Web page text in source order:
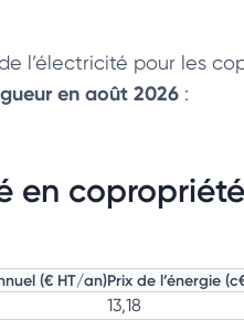
l’électricité pour les
en août 2026 :
en
(€ HT/an)Prix de l’énergie
13,18